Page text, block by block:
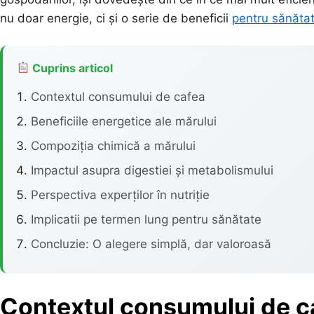
nu doar energie, ci și o serie de beneficii pentru
Cuprins articol
Contextul consumului de cafea
Beneficiile energetice ale mărului
Compoziția chimică a mărului
Impactul asupra digestiei și metabolismului
Perspectiva experților în nutriție
Implicatii pe termen lung pentru sănătate
Concluzie: O alegere simplă, dar valoroasă
Contextul consumului de